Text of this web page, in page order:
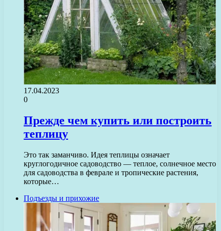
17.04.2023
0
Прежде чем купить или построить
теплицу
Это так заманчиво. Идея теплицы означает
круглогодичное садоводство — теплое, солнечное место
для садоводства в феврале и тропические растения,
которые…
Подъезды и прихожие